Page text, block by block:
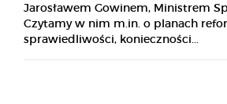
Jarosławem Gowinem, Ministrem
Czytamy w nim m.in. o planach
sprawiedliwości, konieczności...